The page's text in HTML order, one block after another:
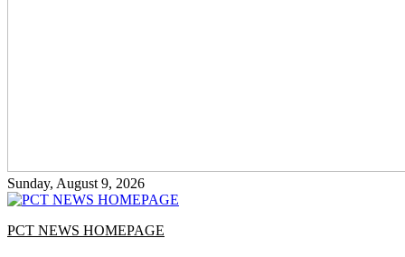
Sunday, August 9, 2026
PCT NEWS HOMEPAGE